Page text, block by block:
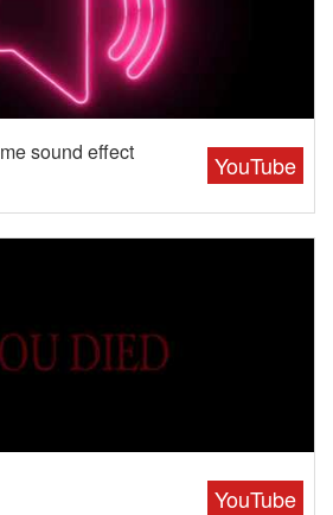
YouTube
sound effect
YouTube